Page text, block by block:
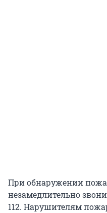
При обнаружении
незамедлительно
112. Нарушителям